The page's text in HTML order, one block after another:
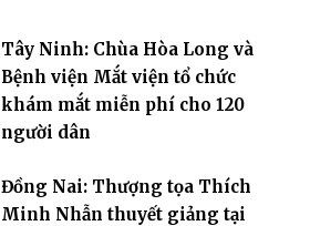
Tây Ninh: Chùa Hòa Long và
Bệnh viện Mắt viện tổ chức
khám mắt miễn phí cho 120
người dân
Đồng Nai: Thượng tọa Thích
Minh Nhẫn thuyết giảng tại